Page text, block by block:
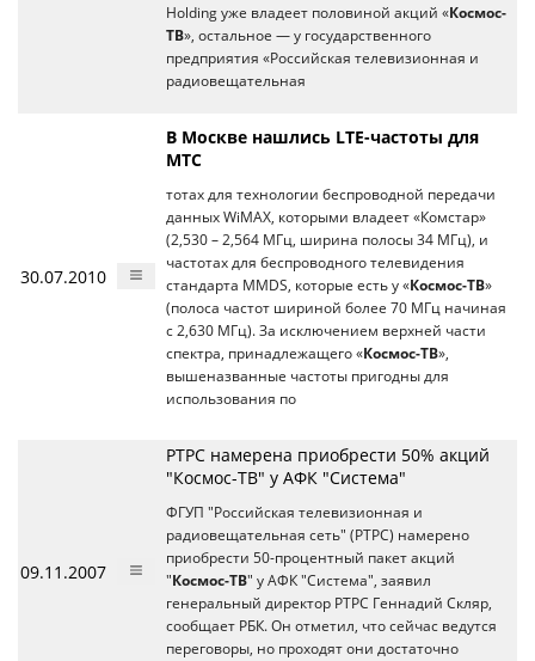
Holding уже владеет половиной акций «Космос-
ТВ», остальное — у государственного
предприятия «Российская телевизионная и
радиовещательная
30.07.2010
В Москве нашлись LTE-частоты для
МТС
тотах для технологии беспроводной передачи
данных WiMAX, которыми владеет «Комстар»
(2,530 – 2,564 МГц, ширина полосы 34 МГц), и
частотах для беспроводного телевидения
стандарта MMDS, которые есть у «Космос-ТВ»
(полоса частот шириной более 70 МГц начиная
с 2,630 МГц). За исключением верхней части
спектра, принадлежащего «Космос-ТВ»,
вышеназванные частоты пригодны для
использования по
09.11.2007
РТРС намерена приобрести 50% акций
"Космос-ТВ" у АФК "Система"
ФГУП "Российская телевизионная и
радиовещательная сеть" (РТРС) намерено
приобрести 50-процентный пакет акций
"Космос-ТВ" у АФК "Система", заявил
генеральный директор РТРС Геннадий Скляр,
сообщает РБК. Он отметил, что сейчас ведутся
переговоры, но проходят они достаточно